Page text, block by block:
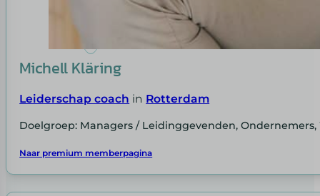
Michell Kläring
Leiderschap coach in Rotterdam
Doelgroep: Managers / Leidinggevenden,
Naar premium memberpagina